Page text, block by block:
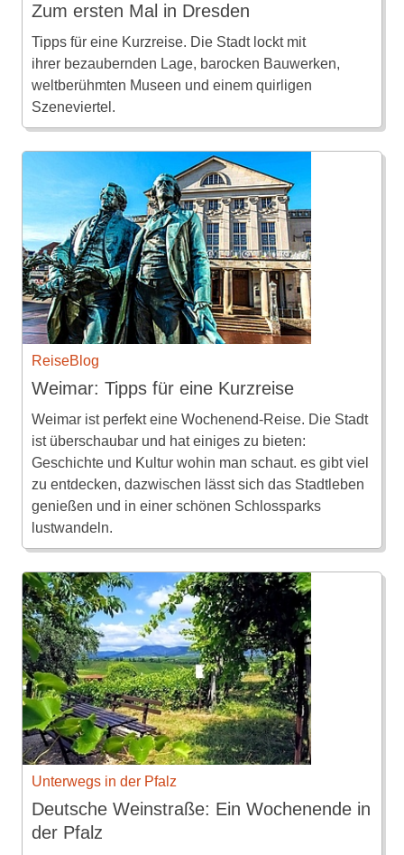
Zum ersten Mal in Dresden
Tipps für eine Kurzreise. Die Stadt lockt mit
ihrer bezaubernden Lage, barocken Bauwerken,
weltberühmten Museen und einem quirligen
Szeneviertel.
ReiseBlog
Weimar: Tipps für eine Kurzreise
Weimar ist perfekt eine Wochenend-Reise. Die Stadt
ist überschaubar und hat einiges zu bieten:
Geschichte und Kultur wohin man schaut. es gibt viel
zu entdecken, dazwischen lässt sich das Stadtleben
genießen und in einer schönen Schlossparks
lustwandeln.
Unterwegs in der Pfalz
Deutsche Weinstraße: Ein Wochenende in
der Pfalz